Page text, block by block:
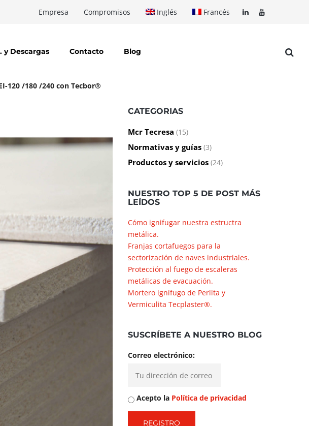
Empresa Compromisos Inglés Francés
y Descargas Contacto Blog
120 /180 /240 con Tecbor®
CATEGORIAS
Mcr Tecresa (15)
Normativas y guías (3)
Productos y servicios (24)
NUESTRO TOP 5 DE POST MÁS
LEÍDOS
Cómo ignifugar nuestra estructra
metálica.
Franjas cortafuegos para la
sectorización de naves industriales.
Protección al fuego de escaleras
metálicas de evacuación.
Mortero ignífugo de Perlita y
Vermiculita Tecplaster®.
SUSCRÍBETE A NUESTRO BLOG
Correo electrónico:
Acepto la Política de privacidad